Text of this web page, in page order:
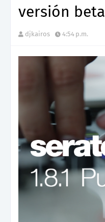
versión beta
djkairos 4:54 p.m.